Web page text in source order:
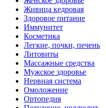
Живица кедровая
Здоровое питание
Иммунитет
Косметика
Легкие, почки, печень
Литовиты
Массажные средства
Мужское здоровье
Нервная система
Омоложение
Ортопедия